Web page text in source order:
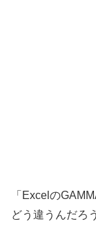
「Excelの
どう違うんだろ